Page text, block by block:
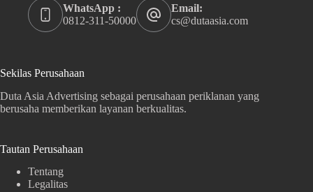
WhatsApp :
0812-311-50000
Email:
cs@dutaasia.com
Sekilas Perusahaan
Duta Asia Advertising sebagai perusahaan periklanan yang
berusaha memberikan layanan berkualitas.
Tautan Perusahaan
Tentang
Legalitas